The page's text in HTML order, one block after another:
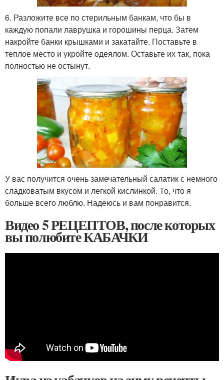
6. Разложите все по стерильным банкам, что бы в
каждую попали лаврушка и горошины перца. Затем
накройте банки крышками и закатайте. Поставьте в
теплое место и укройте одеялом. Оставьте их так, пока
полностью не остынут.
У вас получится очень замечательный салатик с немного
сладковатым вкусом и легкой кислинкой. То, что я
больше всего люблю. Надеюсь и вам понравится.
Видео 5 РЕЦЕПТОВ, после которых
вы полюбите КАБАЧКИ